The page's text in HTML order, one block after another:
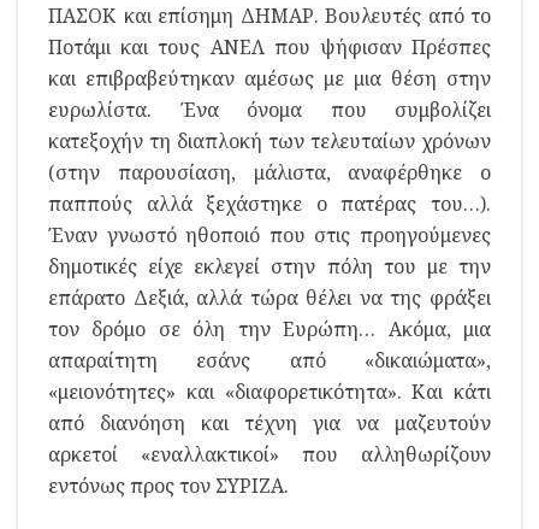
ΠΑΣΟΚ και επίσημη ΔΗΜΑΡ. Βουλευτές από το
Ποτάμι και τους ΑΝΕΛ που ψήφισαν Πρέσπες
και επιβραβεύτηκαν αμέσως με μια θέση στην
ευρωλίστα. Ένα όνομα που συμβολίζει
κατεξοχήν τη διαπλοκή των τελευταίων χρόνων
(στην παρουσίαση, μάλιστα, αναφέρθηκε ο
παππούς αλλά ξεχάστηκε ο πατέρας του…).
Έναν γνωστό ηθοποιό που στις προηγούμενες
δημοτικές είχε εκλεγεί στην πόλη του με την
επάρατο Δεξιά, αλλά τώρα θέλει να της φράξει
τον δρόμο σε όλη την Ευρώπη… Ακόμα, μια
απαραίτητη εσάνς από «δικαιώματα»,
«μειονότητες» και «διαφορετικότητα». Και κάτι
από διανόηση και τέχνη για να μαζευτούν
αρκετοί «εναλλακτικοί» που αλληθωρίζουν
εντόνως προς τον ΣΥΡΙΖΑ.